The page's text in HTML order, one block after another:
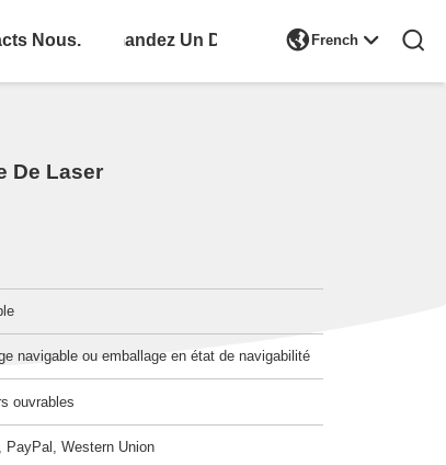
Nous. Demandez Un Devis French 
De Laser
navigable ou emballage en état de navigabilité
ouvrables
PayPal, Western Union